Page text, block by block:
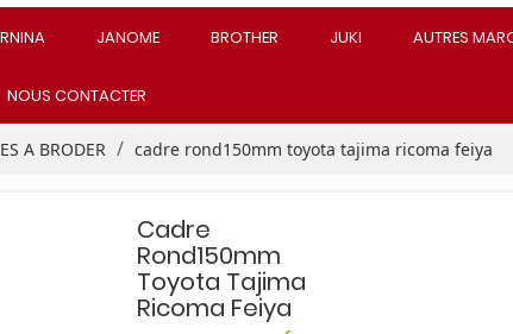
JANOME BROTHER JUKI AUTRES
NOUS CONTACTER
A BRODER cadre rond150mm toyota tajima ricoma feiya
Cadre
Rond150mm
Toyota Tajima
Ricoma Feiya